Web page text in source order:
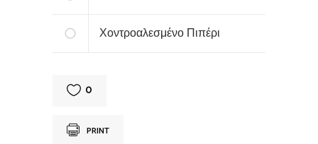
Χοντροαλεσμένο Πιπέρι
0
PRINT